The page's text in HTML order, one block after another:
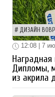
ДИЗАЙН
12:08 | 7
Дипломы,
из акрила